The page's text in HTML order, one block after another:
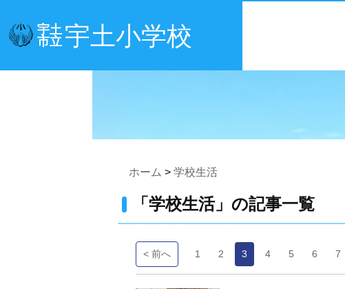
宇土
市立 宇土小学校
ホーム > 学校生活
「学校生活」の記事一覧
< 前へ 1 2 3 4 5 6 7